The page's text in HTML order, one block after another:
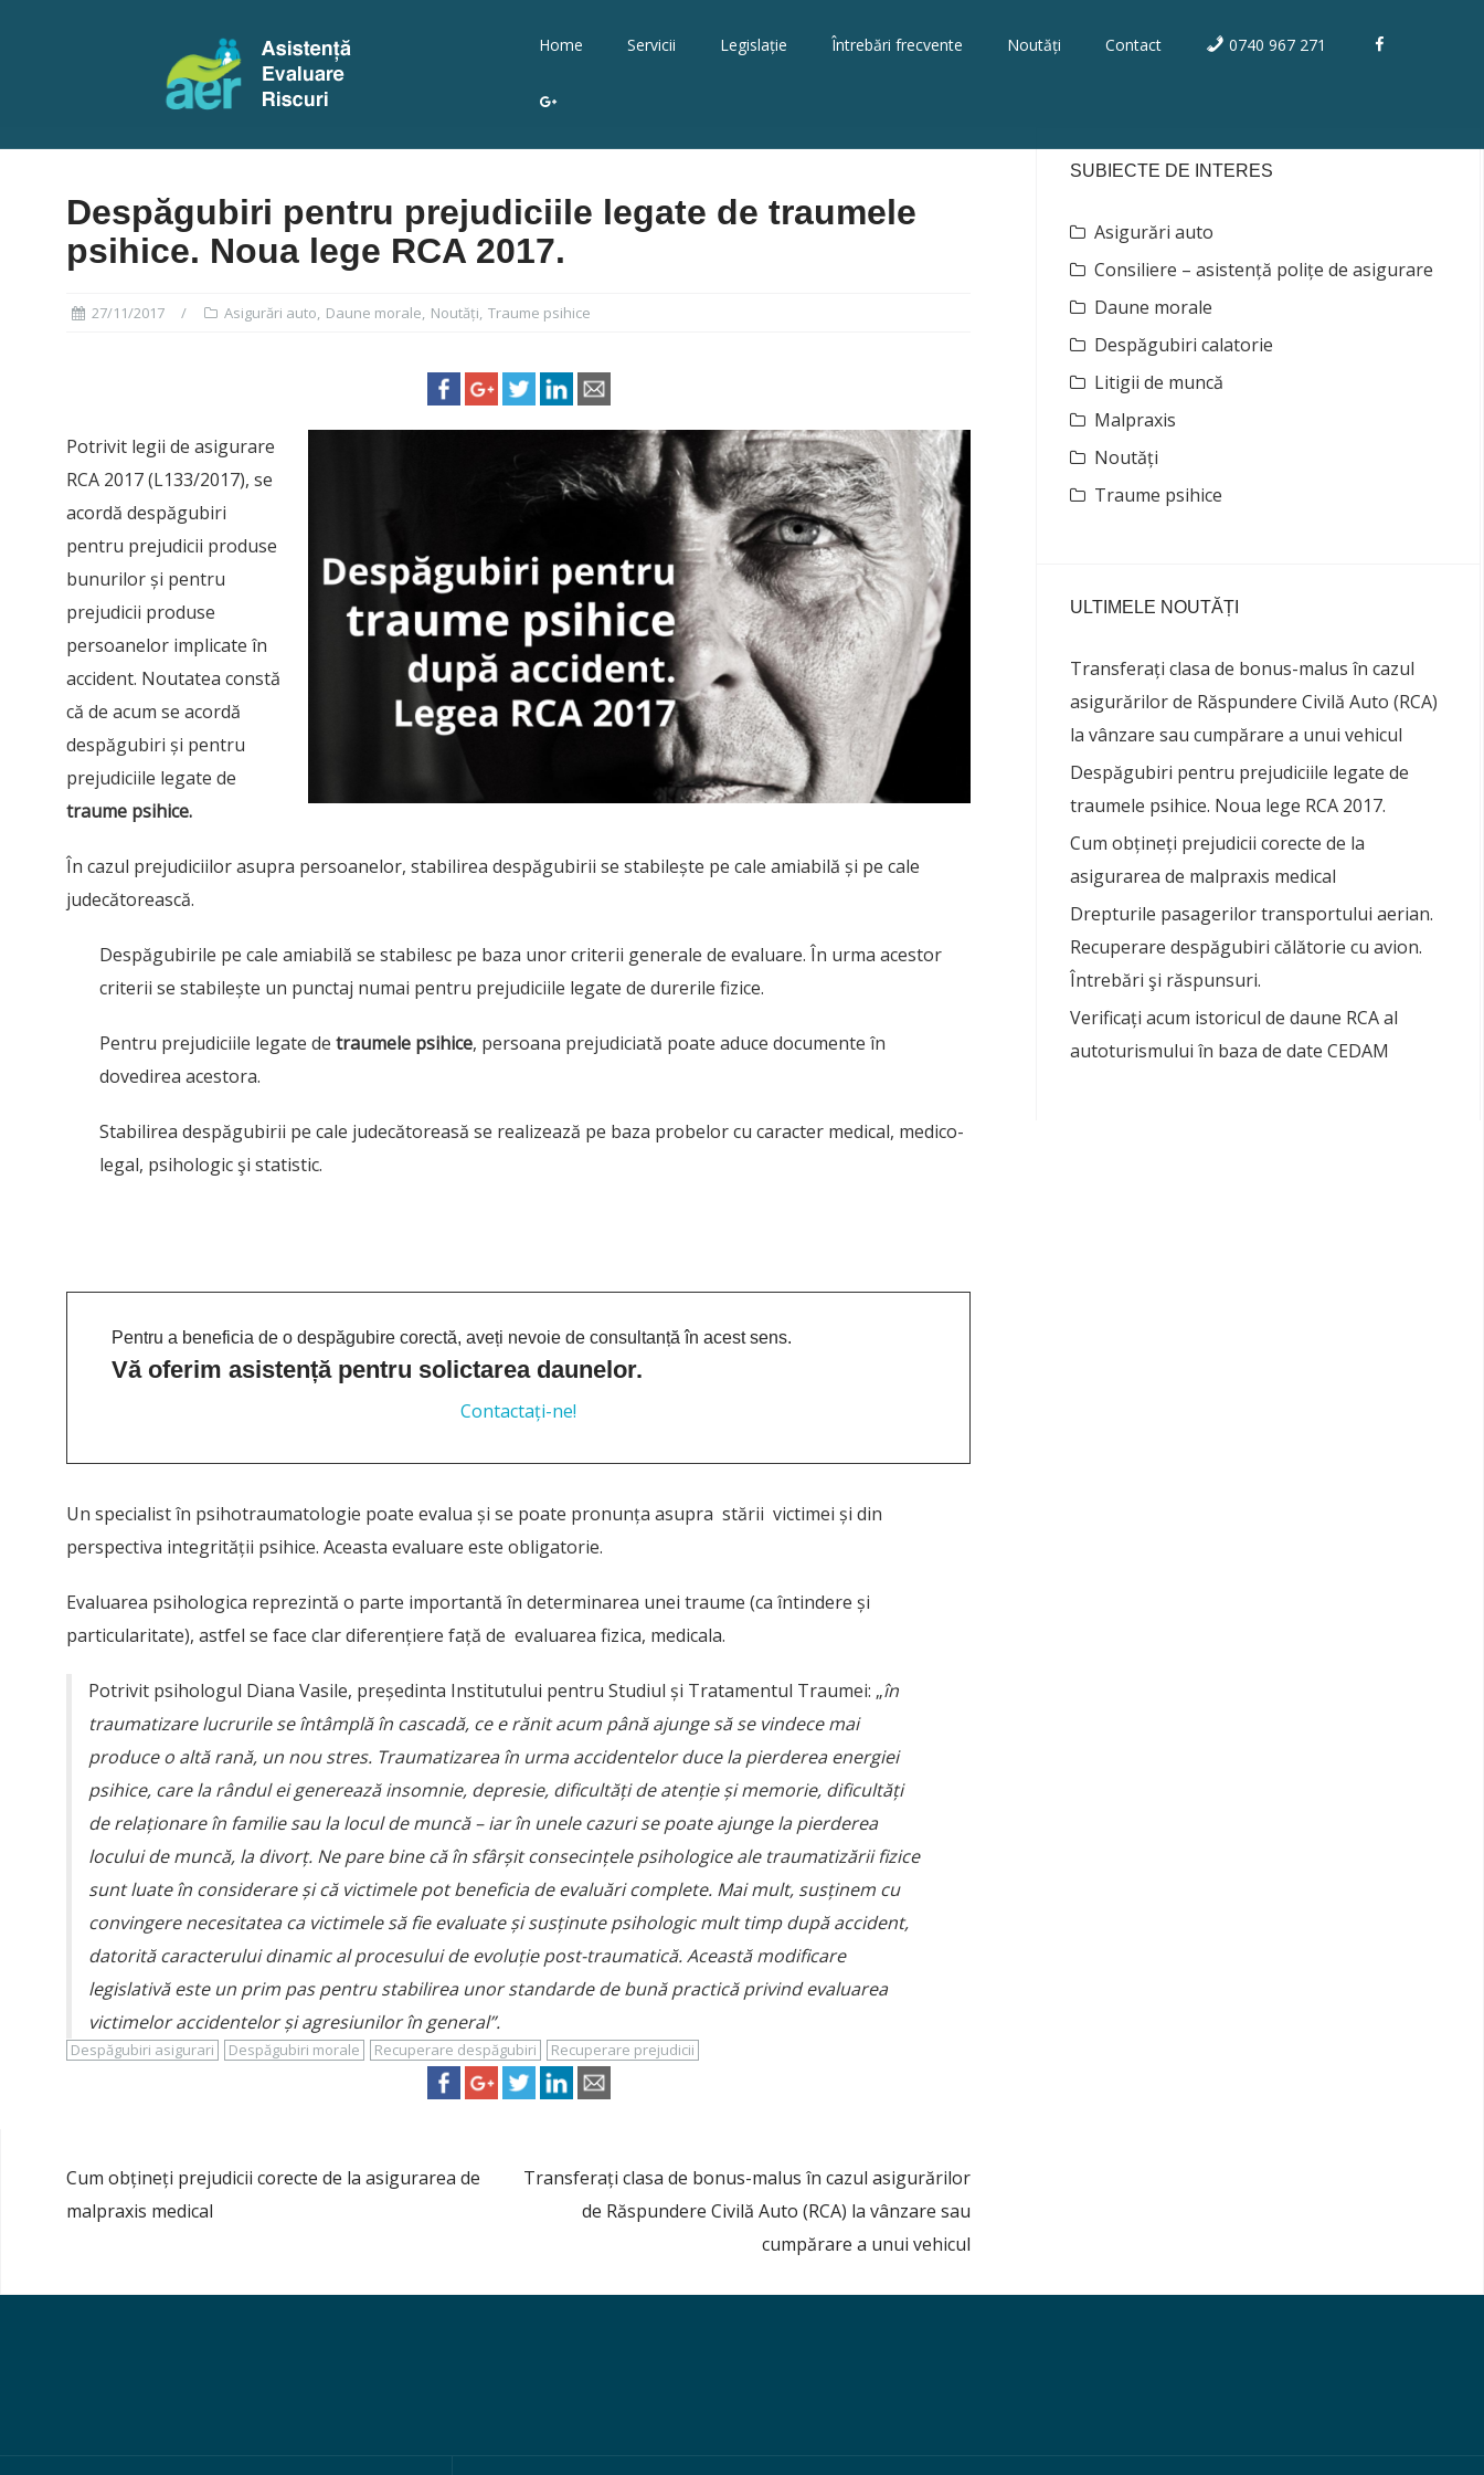
t
Home Servicii Legislație Întrebări frecvente Noutăți Contact 0740 967 271
Despăgubiri pentru prejudiciile legate de traumele
psihice. Noua lege RCA 2017.
27/11/2017 Asigurări auto, Daune morale, Noutăți, Traume psihice
Potrivit legii de asigurare
RCA 2017 (L133/2017), se
acordă despăgubiri
pentru prejudicii produse
bunurilor și pentru
prejudicii produse
persoanelor implicate în
accident. Noutatea constă
că de acum se acordă
despăgubiri și pentru
prejudiciile legate de
traume psihice.
În cazul prejudiciilor asupra persoanelor, stabilirea despăgubirii se stabilește pe cale amiabilă și pe cale
judecătorească.
Despăgubirile pe cale amiabilă se stabilesc pe baza unor criterii generale de evaluare. În urma acestor
criterii se stabilește un punctaj numai pentru prejudiciile legate de durerile fizice.
Pentru prejudiciile legate de traumele psihice, persoana prejudiciată poate aduce documente în
dovedirea acestora.
Stabilirea despăgubirii pe cale judecătoreasă se realizează pe baza probelor cu caracter medical, medico-
legal, psihologic şi statistic.
Pentru a beneficia de o despăgubire corectă, aveți nevoie de consultanță în acest sens.
Vă oferim asistență pentru solictarea daunelor.
Contactați-ne!
Un specialist în psihotraumatologie poate evalua și se poate pronunța asupra stării victimei și din
perspectiva integrității psihice. Aceasta evaluare este obligatorie.
Evaluarea psihologica reprezintă o parte importantă în determinarea unei traume (ca întindere și
particularitate), astfel se face clar diferențiere față de evaluarea fizica, medicala.
Potrivit psihologul Diana Vasile, președinta Institutului pentru Studiul și Tratamentul Traumei: „în
traumatizare lucrurile se întâmplă în cascadă, ce e rănit acum până ajunge să se vindece mai
produce o altă rană, un nou stres. Traumatizarea în urma accidentelor duce la pierderea energiei
psihice, care la rândul ei generează insomnie, depresie, dificultăți de atenție și memorie, dificultăți
de relaționare în familie sau la locul de muncă – iar în unele cazuri se poate ajunge la pierderea
locului de muncă, la divorț. Ne pare bine că în sfârșit consecințele psihologice ale traumatizării fizice
sunt luate în considerare și că victimele pot beneficia de evaluări complete. Mai mult, susținem cu
convingere necesitatea ca victimele să fie evaluate și susținute psihologic mult timp după accident,
datorită caracterului dinamic al procesului de evoluție post-traumatică. Această modificare
legislativă este un prim pas pentru stabilirea unor standarde de bună practică privind evaluarea
victimelor accidentelor și agresiunilor în general”.
Despăgubiri asigurari Despăgubiri morale Recuperare despăgubiri Recuperare prejudicii
P
Cum obțineți prejudicii corecte de la asigurarea de
malpraxis medical
Transferați clasa de bonus-malus în cazul asigurărilor
de Răspundere Civilă Auto (RCA) la vânzare sau
cumpărare a unui vehicul
SUBIECTE DE INTERES
Asigurări auto
Consiliere – asistență polițe de asigurare
Daune morale
Despăgubiri calatorie
Litigii de muncă
Malpraxis
Noutăți
Traume psihice
ULTIMELE NOUTĂȚI
Transferați clasa de bonus-malus în cazul
asigurărilor de Răspundere Civilă Auto (RCA)
la vânzare sau cumpărare a unui vehicul
Despăgubiri pentru prejudiciile legate de
traumele psihice. Noua lege RCA 2017.
Cum obțineți prejudicii corecte de la
asigurarea de malpraxis medical
Drepturile pasagerilor transportului aerian.
Recuperare despăgubiri călătorie cu avion.
Întrebări şi răspunsuri.
Verificați acum istoricul de daune RCA al
autoturismului în baza de date CEDAM